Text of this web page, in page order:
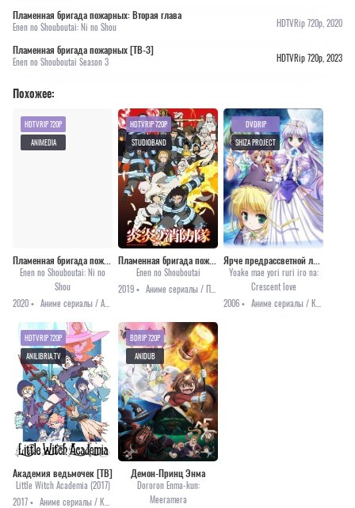
Пламенная бригада пожарных: Вторая глава
Enen no Shouboutai: Ni no Shou HDTVRip 720p, 2020
Пламенная бригада пожарных [ТВ-3]
Enen no Shouboutai Season 3 HDTVRip 720p, 2023
Похожее:
Enen no Shouboutai: Ni no
Shou
2020 •
HDTVRIP 720P
ANIMEDIA
Enen no Shouboutai
2019 •
HDTVRIP 720P
STUDIOBAND
Yoake mae yori ruri iro na:
Crescent love
2006 •
DVDRIP
SHIZA PROJECT
Академия ведьмочек [ТВ]
Little Witch Academia (2017)
2017 •
Аниме сериалы / Комедия / Приключения / Фэнтези
HDTVRIP 720P
ANILIBRIA.TV
Демон-Принц Энма
Dororon Enma-kun:
Meeramera
BDRIP 720P
ANIDUB